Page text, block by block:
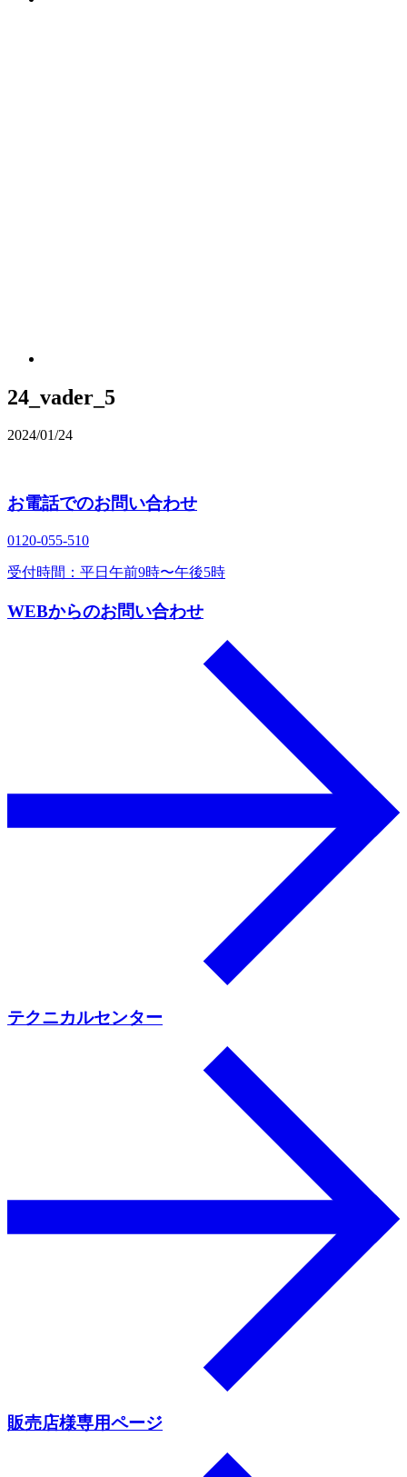
24_vader_5
2024/01/24
お電話でのお問い合わせ
0120‐055‐510
受付時間：平日午前9時〜午後5時
WEBからのお問い合わせ
テクニカルセンター
販売店様専用ページ